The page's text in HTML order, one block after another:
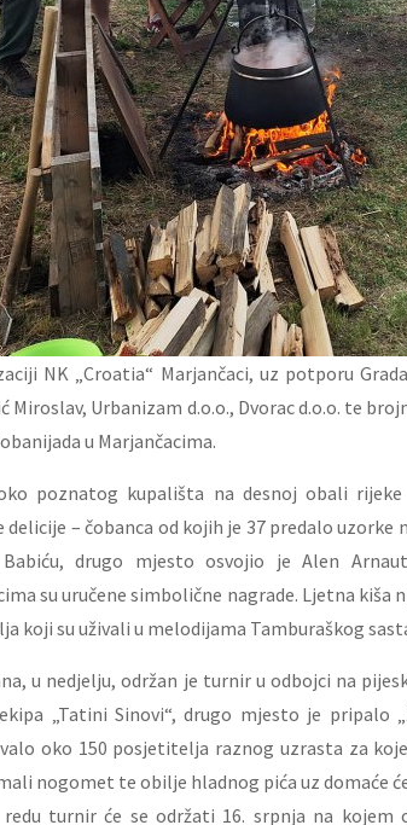
NK „Croatia“ Marjančaci, uz potporu
Miroslav, Urbanizam d.o.o., Dvorac d.o.o. te
u Marjančacima.
poznatog kupališta na desnoj obali
delicije – čobanca od kojih je 37 predalo
drugo mjesto osvojio je Alen
su uručene simbolične nagrade. Ljetna
koji su uživali u melodijama Tamburaškog
u nedjelju, održan je turnir u odbojci na
„Tatini Sinovi“, drugo mjesto je pripalo
oko 150 posjetitelja raznog uzrasta za
nogomet te obilje hladnog pića uz domaće
turnir će se održati 16. srpnja na